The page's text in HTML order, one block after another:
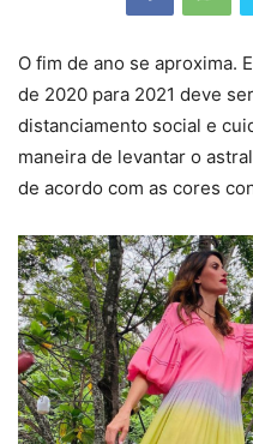
O fim de ano se aproxima.
de 2020 para 2021 deve
distanciamento social e
maneira de levantar o
de acordo com as cores